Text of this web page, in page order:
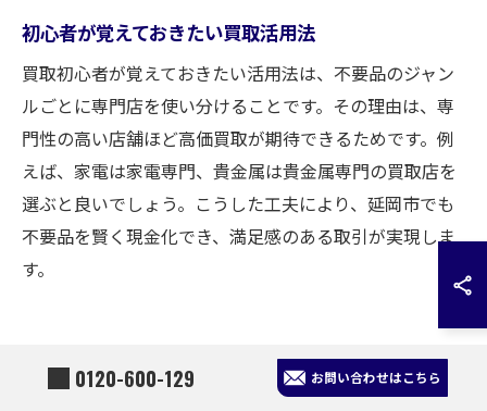
初心者が覚えておきたい買取活用法
買取初心者が覚えておきたい活用法は、不要品のジャン
ルごとに専門店を使い分けることです。その理由は、専
門性の高い店舗ほど高価買取が期待できるためです。例
えば、家電は家電専門、貴金属は貴金属専門の買取店を
選ぶと良いでしょう。こうした工夫により、延岡市でも
不要品を賢く現金化でき、満足感のある取引が実現しま
す。
延岡市で買取サービスを選ぶ際の重要
0120-600-129 お問い合わせはこちら